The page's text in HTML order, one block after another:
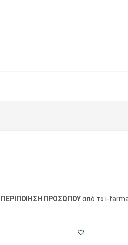
ΠΕΡΙΠΟΙΗΣΗ ΠΡΟΣΩΠΟΥαπό το i-